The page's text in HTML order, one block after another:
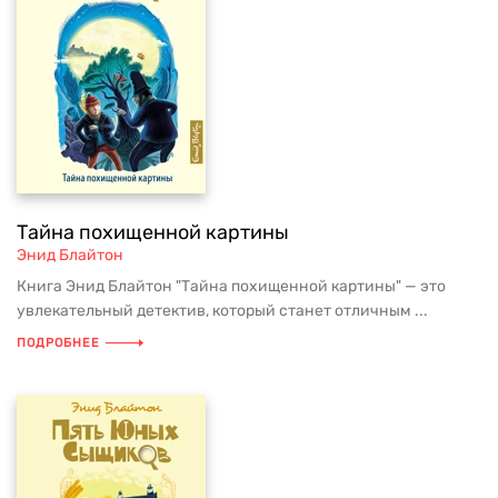
Тайна похищенной картины
Энид Блайтон
Книга Энид Блайтон "Тайна похищенной картины" — это
увлекательный детектив, который станет отличным ...
ПОДРОБНЕЕ